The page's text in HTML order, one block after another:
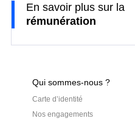
En savoir plus sur la
rémunération
Qui sommes-nous ?
Carte d’identité
Nos engagements